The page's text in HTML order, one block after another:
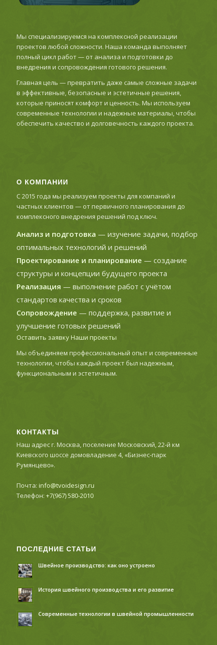
Мы специализируемся на комплексной реализации
проектов любой сложности. Наша команда выполняет
полный цикл работ — от анализа и подготовки до
внедрения и сопровождения готового решения.
Главная цель — превратить даже самые сложные задачи
в эффективные, безопасные и эстетичные решения,
которые приносят комфорт и ценность. Мы используем
современные технологии и надежные материалы, чтобы
обеспечить качество и долговечность каждого проекта.
О КОМПАНИИ
С 2015 года мы реализуем проекты для компаний и
частных клиентов — от первичного планирования до
комплексного внедрения решений под ключ.
Анализ и подготовка — изучение задачи, подбор
оптимальных технологий и решений
Проектирование и планирование — создание
структуры и концепции будущего проекта
Реализация — выполнение работ с учётом
стандартов качества и сроков
Сопровождение — поддержка, развитие и
улучшение готовых решений
Оставить заявкуНаши проекты
Мы объединяем профессиональный опыт и современные
технологии, чтобы каждый проект был надежным,
функциональным и эстетичным.
КОНТАКТЫ
Наш адрес г. Москва, поселение Московский, 22-й км
Киевского шоссе домовладение 4, «Бизнес-парк
Румянцево».
Почта: info@tvoidesign.ru
Телефон: +7(967) 580-2010
ПОСЛЕДНИЕ СТАТЬИ
Швейное производство: как оно устроено
История швейного производства и его развитие
Современные технологии в швейной промышленности